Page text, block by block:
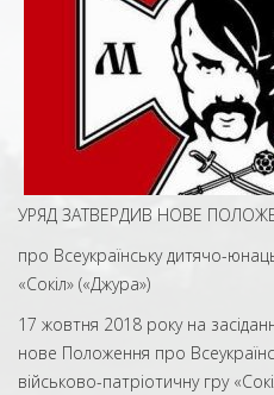
УРЯД ЗАТВЕРДИВ НОВЕ
про Всеукраїнську дитячо-
«Сокіл» («Джура»)
17 жовтня 2018 року на
нове Положення про
військово-патріотичну гру